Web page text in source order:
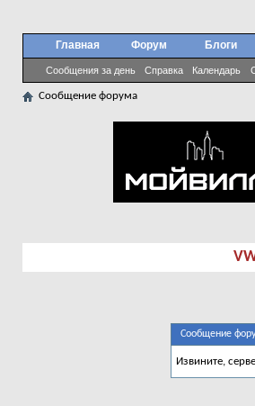
Главная Форум
Сообщения за день Справка Календарь
Блоги
Сообщение форума
Сообщение
Извините,